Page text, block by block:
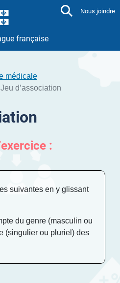
française
Nous joindre
médicale
Jeu d’association
:
suivantes en y glissant
du genre (masculin ou
(singulier ou pluriel) des